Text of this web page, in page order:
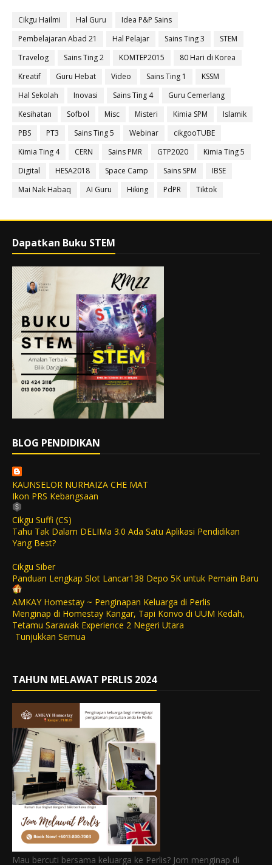
Cikgu Hailmi Hal Guru
Idea P&P Sains
Pembelajaran Abad 21
Hal Pelajar Sains Ting 3
STEM
Travelog
Sains Ting 2 KOMTEP2015
80 Hari di Korea
Kreatif
Guru Hebat Video Sains Ting 1
KSSM
Hal Sekolah
Inovasi Sains Ting 4
Guru Cemerlang
Kesihatan
Sofbol Misc Misteri Kimia SPM
Islamik
PBS
PT3 Sains Ting 5 Webinar
cikgooTUBE
Kimia Ting 4
CERN Sains PMR GTP2020
Kimia Ting 5
Digital
HESA2018 Space Camp Sains SPM
IBSE
Mai Nak Habaq
AI Guru Hiking PdPR Tiktok
Dapatkan Buku STEM
BLOG PENDIDIKAN
KAUNSELOR NURHAIZA CHE MAT
Ikon PRS Kebangsaan
Cikgu Suffi (CS)
Tahu Tak Dalam DELIMa 3.0 Ada Satu Aplikasi Pendidikan
Yang Best?
Cikgu Siber
Panduan Lengkap Slot Lancar138 Depo 5K untuk Pemain Baru
AMKAY Homestay ~ Penginapan Keluarga di Perlis
Menginap di Homestay Kangar, Tapi Konvo di UUM Kedah,
Tetamu Sarawak Experience 2 Negeri Utara
Tunjukkan Semua
TAHUN MELAWAT PERLIS 2024
Mau bercuti bersama keluarga ke Perlis? Jom menginap di